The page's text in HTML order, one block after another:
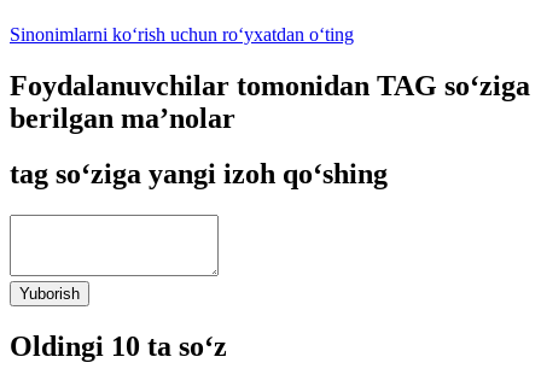
Sinonimlarni ko‘rish uchun ro‘yxatdan o‘ting
Foydalanuvchilar tomonidan TAG so‘ziga
berilgan ma’nolar
tag so‘ziga yangi izoh qo‘shing
Yuborish
Oldingi 10 ta so‘z